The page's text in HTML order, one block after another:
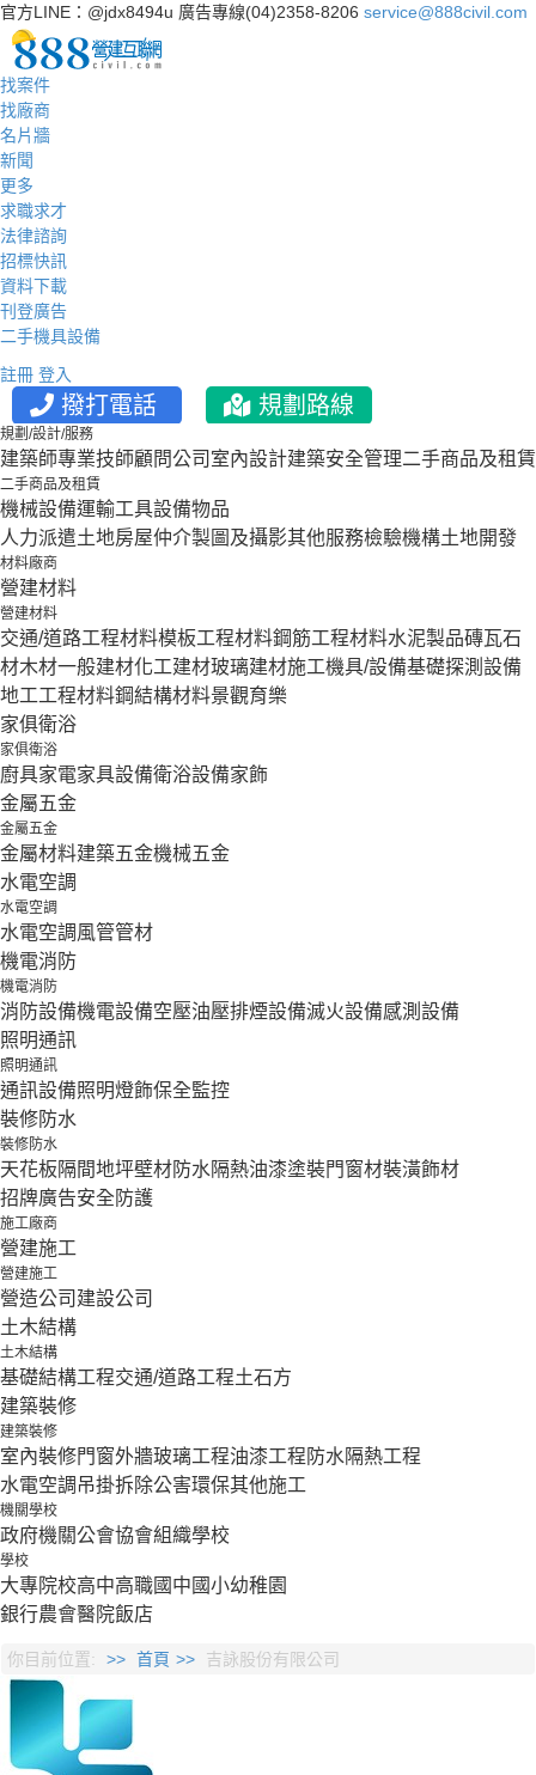
官方LINE：@jdx8494u 廣告專線(04)2358-8206 service@888civil.com
找案件
找廠商
名片牆
新聞
更多
求職求才
法律諮詢
招標快訊
資料下載
刊登廣告
二手機具設備
註冊 登入
撥打電話 規劃路線
規劃/設計/服務
建築師專業技師顧問公司 室內設計建築安全管理二手商品及租賃
二手商品及租賃
機械設備運輸工具設備物品
人力派遣土地房屋仲介製圖及攝影其他服務檢驗機構土地開發
材料廠商
營建材料
營建材料
交通/道路工程材料模板工程材料鋼筋工程材料水泥製品磚瓦石
材木材一般建材化工建材玻璃建材施工機具/設備基礎探測設備
地工工程材料鋼結構材料景觀育樂
家俱衛浴
家俱衛浴
廚具家電家具設備衛浴設備家飾
金屬五金
金屬五金
金屬材料建築五金機械五金
水電空調
水電空調
水電空調風管管材
機電消防
機電消防
消防設備機電設備空壓油壓排煙設備滅火設備感測設備
照明通訊
照明通訊
通訊設備照明燈飾保全監控
裝修防水
裝修防水
天花板隔間地坪壁材防水隔熱油漆塗裝門窗材裝潢飾材
招牌廣告安全防護
施工廠商
營建施工
營建施工
營造公司 建設公司
土木結構
土木結構
基礎結構工程交通/道路工程土石方
建築裝修
建築裝修
室內裝修門窗外牆玻璃工程油漆工程 防水隔熱工程
水電空調 吊掛拆除公害環保其他施工
機關學校
政府機關公會協會組織學校
學校
大專院校高中高職國中 國小幼稚園
銀行農會醫院飯店
你目前位置: 首頁 吉詠股份有限公司